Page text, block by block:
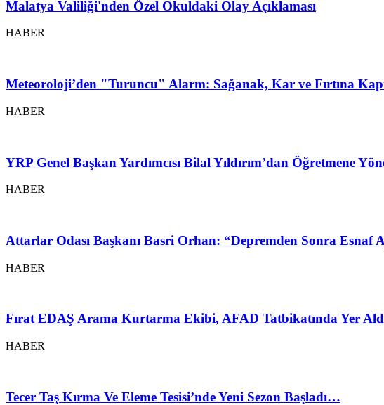
Malatya Valiliği'nden Özel Okuldaki Olay Açıklaması
HABER
Meteoroloji’den "Turuncu" Alarm: Sağanak, Kar ve Fırtına
HABER
YRP Genel Başkan Yardımcısı Bilal Yıldırım’dan Öğretmene
HABER
Attarlar Odası Başkanı Basri Orhan: “Depremden Sonra Esnaf
HABER
Fırat EDAŞ Arama Kurtarma Ekibi, AFAD Tatbikatında Yer
HABER
Tecer Taş Kırma Ve Eleme Tesisi’nde Yeni Sezon Başladı…